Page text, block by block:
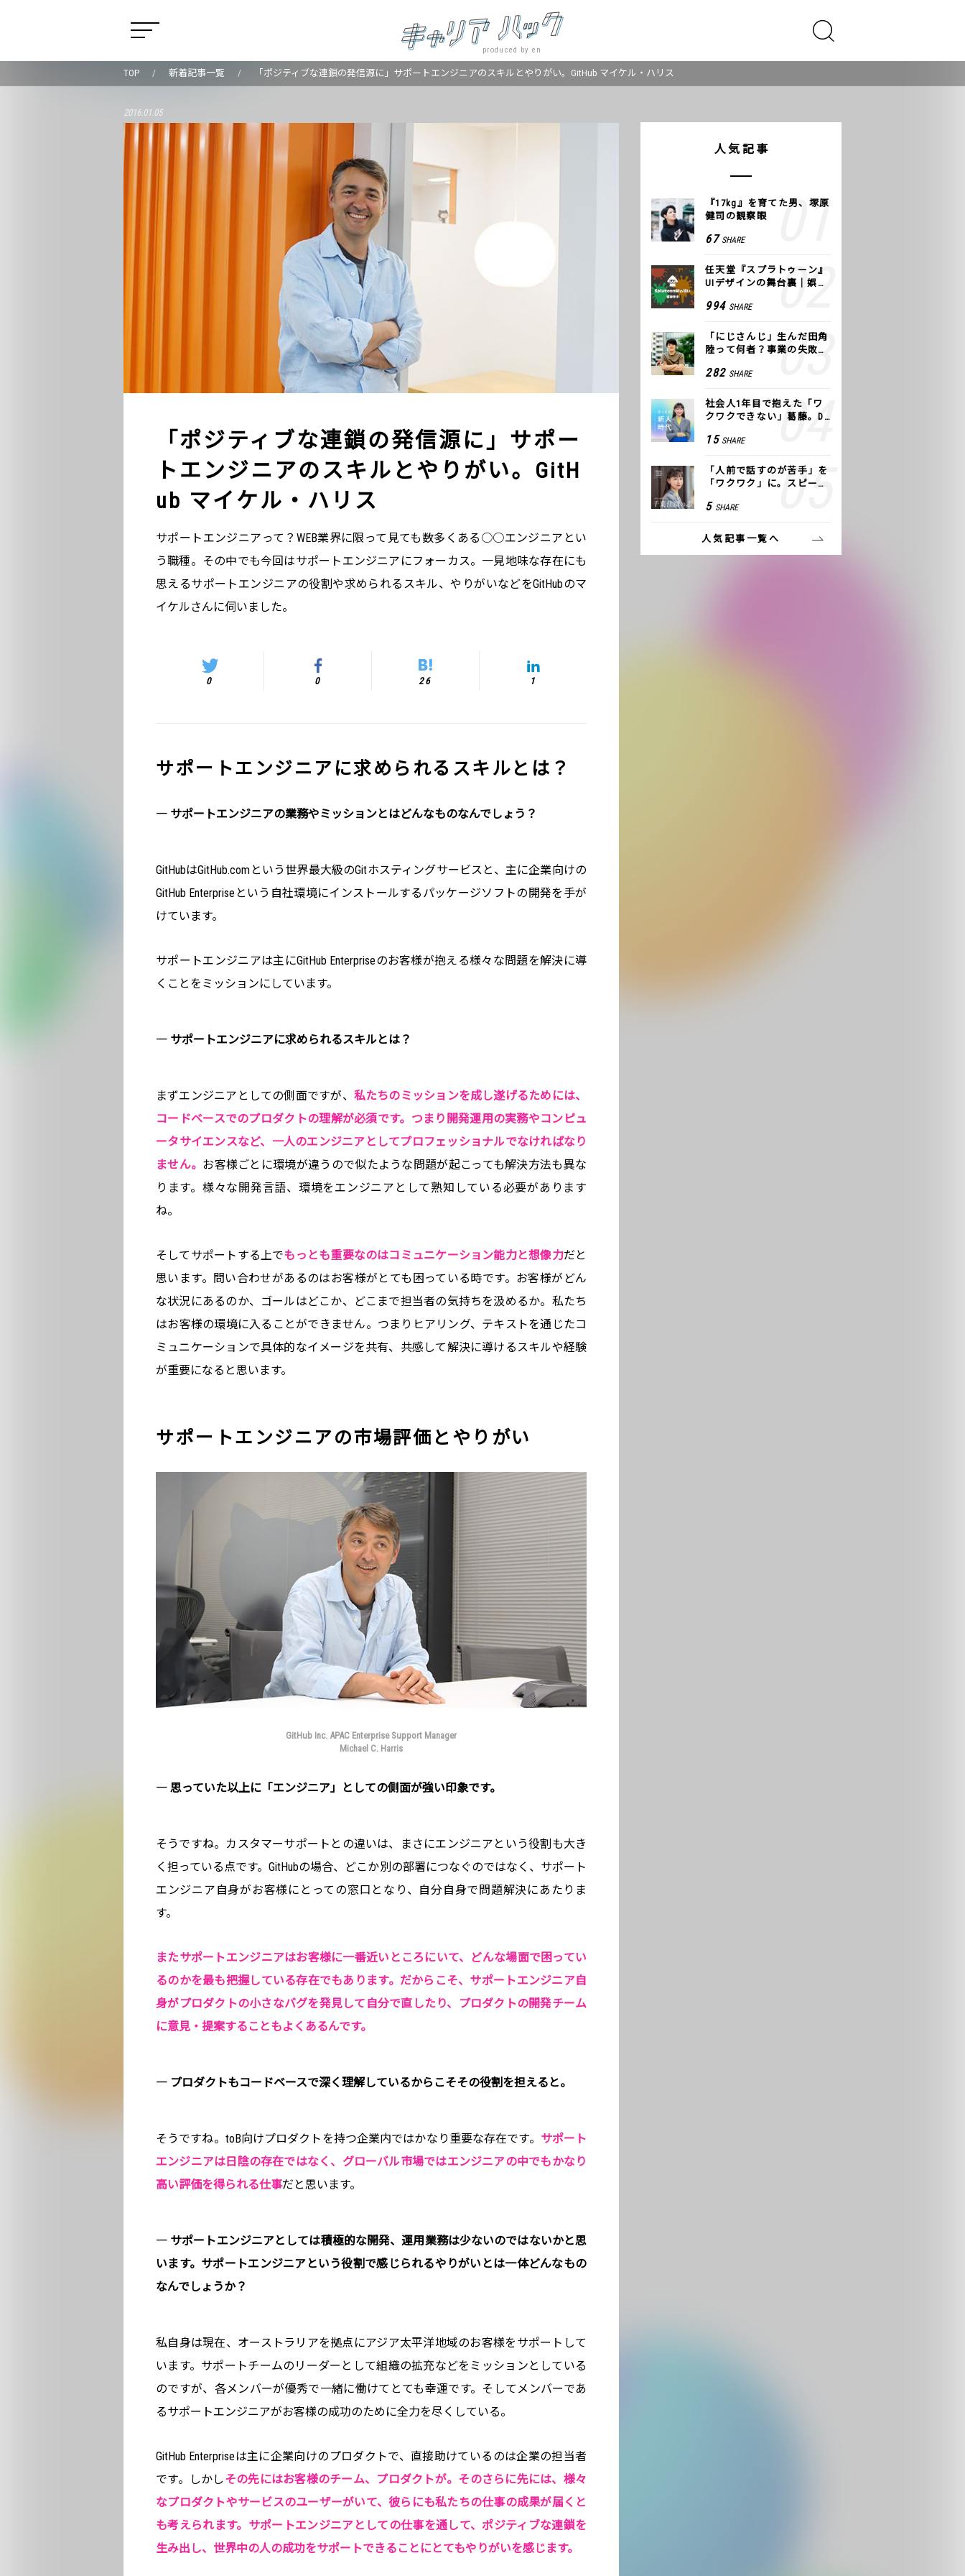
produced by en
TOP 新着記事一覧 「ポジティブな連鎖の発信源に」サポートエンジニアのスキルとやりがい。GitHub マイケル・ハリス
2016.01.05
「ポジティブな連鎖の発信源に」サポー
トエンジニアのスキルとやりがい。GitH
ub マイケル・ハリス
サポートエンジニアって？WEB業界に限って見ても数多くある○○エンジニアとい
う職種。その中でも今回はサポートエンジニアにフォーカス。一見地味な存在にも
思えるサポートエンジニアの役割や求められるスキル、やりがいなどをGitHubのマ
イケルさんに伺いました。
0 0 26 1
サポートエンジニアに求められるスキルとは？
― サポートエンジニアの業務やミッションとはどんなものなんでしょう？
GitHubはGitHub.comという世界最大級のGitホスティングサービスと、主に企業向けの
GitHub Enterpriseという自社環境にインストールするパッケージソフトの開発を手が
けています。
サポートエンジニアは主にGitHub Enterpriseのお客様が抱える様々な問題を解決に導
くことをミッションにしています。
― サポートエンジニアに求められるスキルとは？
まずエンジニアとしての側面ですが、 私たちのミッションを成し遂げるためには、
コードベースでのプロダクトの理解が必須です。つまり開発運用の実務やコンピュ
ータサイエンスなど、一人のエンジニアとしてプロフェッショナルでなければなり
ません。 お客様ごとに環境が違うので似たような問題が起こっても解決方法も異な
ります。様々な開発言語、環境をエンジニアとして熟知している必要があります
ね。
そしてサポートする上でもっとも重要なのはコミュニケーション能力と想像力だと
思います。問い合わせがあるのはお客様がとても困っている時です。お客様がどん
な状況にあるのか、ゴールはどこか、どこまで担当者の気持ちを汲めるか。私たち
はお客様の環境に入ることができません。つまりヒアリング、テキストを通じたコ
ミュニケーションで具体的なイメージを共有、共感して解決に導けるスキルや経験
が重要になると思います。
サポートエンジニアの市場評価とやりがい
GitHub Inc. APAC Enterprise Support Manager
Michael C. Harris
― 思っていた以上に「エンジニア」としての側面が強い印象です。
そうですね。カスタマーサポートとの違いは、まさにエンジニアという役割も大き
く担っている点です。GitHubの場合、どこか別の部署につなぐのではなく、サポート
エンジニア自身がお客様にとっての窓口となり、自分自身で問題解決にあたりま
す。
またサポートエンジニアはお客様に一番近いところにいて、どんな場面で困ってい
るのかを最も把握している存在でもあります。だからこそ、サポートエンジニア自
身がプロダクトの小さなバグを発見して自分で直したり、プロダクトの開発チーム
に意見・提案することもよくあるんです。
― プロダクトもコードベースで深く理解しているからこそその役割を担えると。
そうですね。toB向けプロダクトを持つ企業内ではかなり重要な存在です。 サポート
エンジニアは日陰の存在ではなく、グローバル市場ではエンジニアの中でもかなり
高い評価を得られる仕事だと思います。
― サポートエンジニアとしては積極的な開発、運用業務は少ないのではないかと思
います。サポートエンジニアという役割で感じられるやりがいとは一体どんなもの
なんでしょうか？
私自身は現在、オーストラリアを拠点にアジア太平洋地域のお客様をサポートして
います。サポートチームのリーダーとして組織の拡充などをミッションとしている
のですが、各メンバーが優秀で一緒に働けてとても幸運です。そしてメンバーであ
るサポートエンジニアがお客様の成功のために全力を尽くしている。
GitHub Enterpriseは主に企業向けのプロダクトで、直接助けているのは企業の担当者
です。しかし その先にはお客様のチーム、プロダクトが。そのさらに先には、様々
なプロダクトやサービスのユーザーがいて、彼らにも私たちの仕事の成果が届くと
も考えられます。サポートエンジニアとしての仕事を通して、ポジティブな連鎖を
生み出し、世界中の人の成功をサポートできることにとてもやりがいを感じます。
人気記事
『17kg』を育てた男、塚原
健司の観察眼
67 SHARE
任天堂『スプラトゥーン』
UIデザインの舞台裏｜娯楽
994 SHARE
「にじさんじ」生んだ田角
陸って何者？事業の失敗
COLOR
282 SHARE
社会人1年目で抱えた「ワ
クワクできない」葛藤。De
つけた、私の生きる道
15 SHARE
「人前で話すのが苦手」を
「ワクワク」に。スピーチ
方トレーニング」に込めた
5 SHARE
人気記事一覧へ